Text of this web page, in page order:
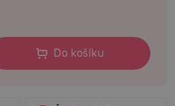
Do košíku